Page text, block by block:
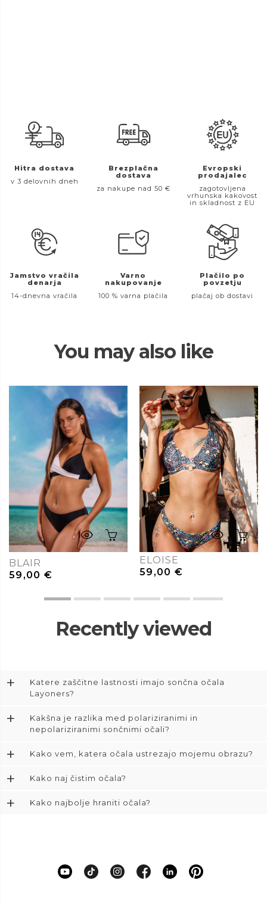
Hitra dostava
v 3 delovnih dneh
Brezplačna
dostava
za nakupe nad 50 €
Evropski
prodajalec
zagotovljena
vrhunska kakovost
in skladnost z EU
Jamstvo vračila
denarja
14-dnevna vračila
Varno
nakupovanje
100 % varna plačila
Plačilo po
povzetju
plačaj ob dostavi
You may also like
BLAIR
59,00€
ELOISE
59,00€
Recently viewed
+
Katere zaščitne lastnosti imajo sončna očala
Layoners?
+
Kakšna je razlika med polariziranimi in
nepolariziranimi sončnimi očali?
+ Kako vem, katera očala ustrezajo mojemu obrazu?
+ Kako naj čistim očala?
+ Kako najbolje hraniti očala?